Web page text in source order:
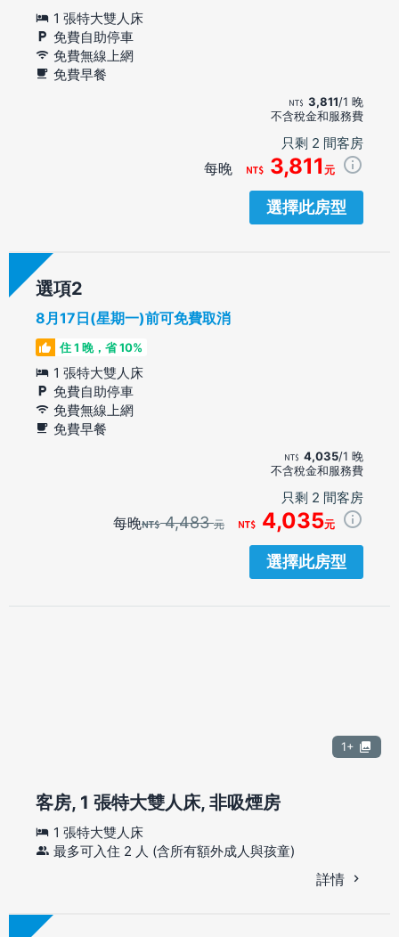
1 張特大雙人床
免費自助停車
免費無線上網
免費早餐
3,811/1 晚
不含稅金和服務費
只剩 2 間客房
每晚 3,811 元
選擇此房型
選項
8月17日(星期一)前可免費取消
住 1 晚，省 10%
1 張特大雙人床
免費自助停車
免費無線上網
免費早餐
4,035/1 晚
不含稅金和服務費
只剩 2 間客房
每晚 4,483元 4,035元
選擇此房型
1+
客房, 1 張特大雙人床, 非吸煙房
1 張特大雙人床
最多可入住 2 人 (含所有額外成人與孩童)
詳情